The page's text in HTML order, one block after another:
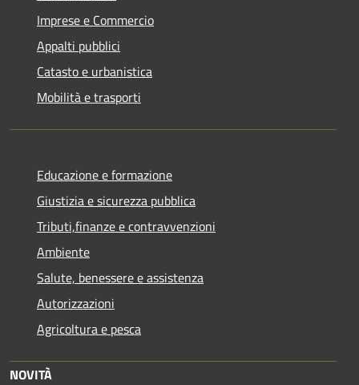
Imprese e Commercio
Appalti pubblici
Catasto e urbanistica
Mobilità e trasporti
Educazione e formazione
Giustizia e sicurezza pubblica
Tributi,finanze e contravvenzioni
Ambiente
Salute, benessere e assistenza
Autorizzazioni
Agricoltura e pesca
NOVITÀ